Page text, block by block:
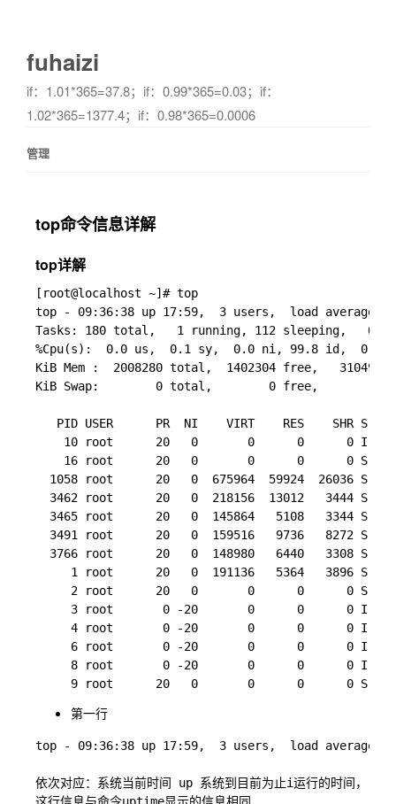
fuhaizi
if：1.01*365=37.8；if：0.99*365=0.03；if：
1.02*365=1377.4；if：0.98*365=0.0006
管理
top命令信息详解
top详解
[root@localhost ~]# top
top - 09:36:38 up 17:59,  3 users,  load average:
Tasks: 180 total,   1 running, 112 sleeping,   0
%Cpu(s):  0.0 us,  0.1 sy,  0.0 ni, 99.8 id,
KiB Mem :  2008280 total,  1402304 free,   310492
KiB Swap:        0 total,        0 free,        0
PID USER
10 root      20
16 root      20
1058 root      20
3462 root      20
3465 root      20
3491 root
3766 root      20
1 root
2 root      20
3 root
4 root       0
6 root       0
8 root       0
第一行
top - 09:36:38 up 17:59,  3 users,  load average:
依次对应：系统当前时间 up 系统到目前为止i运行的时间， 当